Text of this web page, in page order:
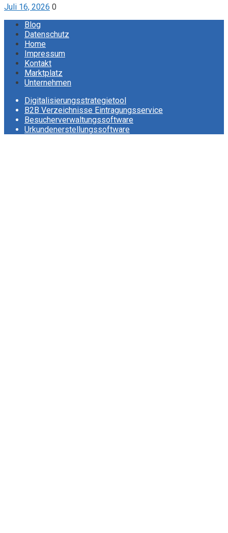
Juli 16, 2026 0
Blog
Datenschutz
Home
Impressum
Kontakt
Marktplatz
Unternehmen
Digitalisierungsstrategietool
B2B Verzeichnisse Eintragungsservice
Besucherverwaltungssoftware
Urkundenerstellungssoftware